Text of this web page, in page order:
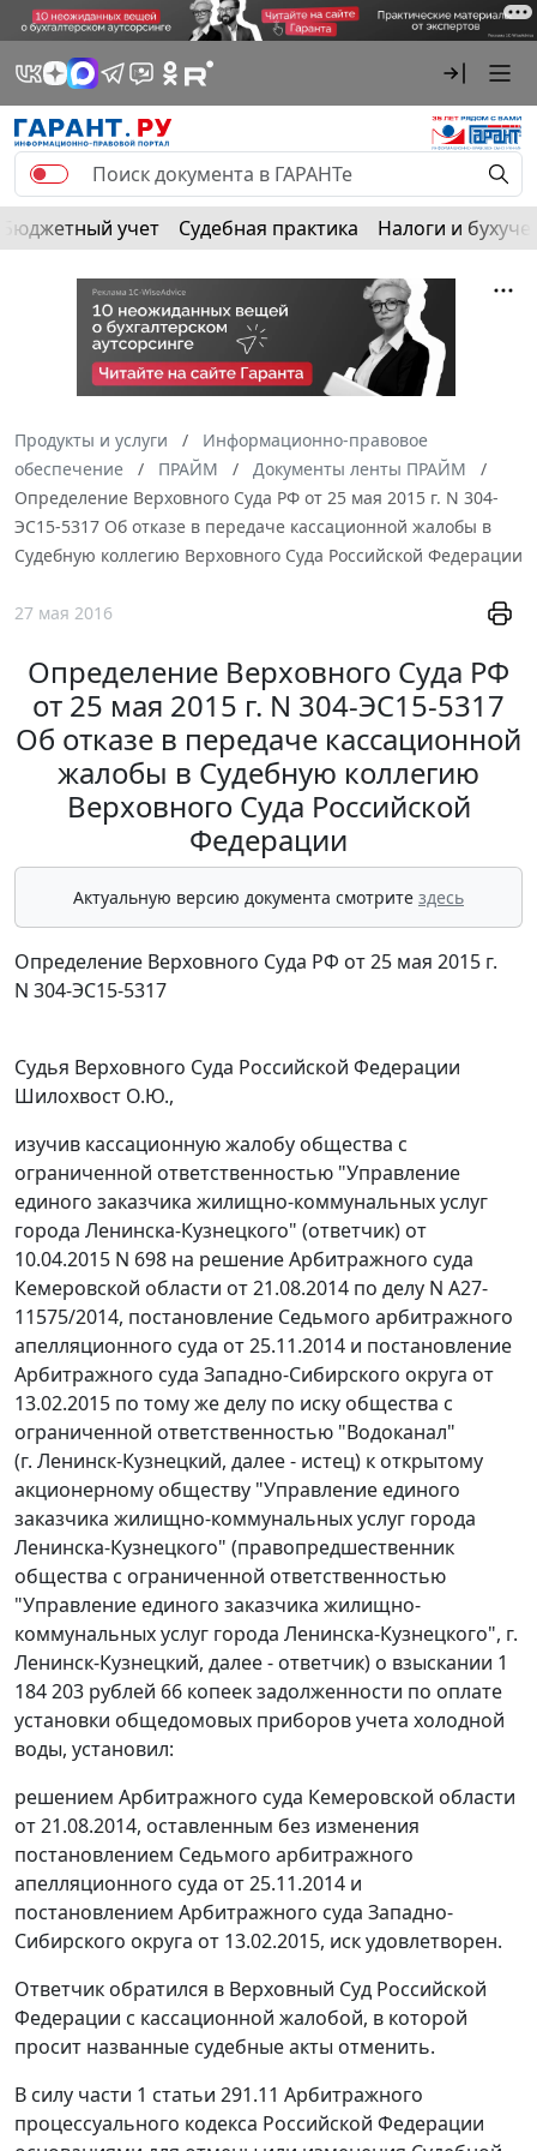
Бюджетный учет Судебная практика Налоги и
Продукты и услуги
Информационно-правовое
обеспечение
ПРАЙМ
Документы ленты ПРАЙМ
Определение Верховного Суда РФ от 25 мая 2015 г. N 304-
ЭС15-5317 Об отказе в передаче кассационной жалобы в
Судебную коллегию Верховного Суда Российской Федерации
27 мая 2016
Определение Верховного Суда РФ
от 25 мая 2015 г. N 304-ЭС15-5317
Об отказе в передаче кассационной
жалобы в Судебную коллегию
Верховного Суда Российской
Федерации
Актуальную версию документа смотрите здесь
Определение Верховного Суда РФ от 25 мая 2015 г.
N 304-ЭС15-5317
Судья Верховного Суда Российской Федерации
Шилохвост О.Ю.,
изучив кассационную жалобу общества с
ограниченной ответственностью "Управление
единого заказчика жилищно-коммунальных услуг
города Ленинска-Кузнецкого" (ответчик) от
10.04.2015 N 698 на решениеАрбитражного суда
Кемеровской области от 21.08.2014 по делу N А27-
11575/2014, постановление Седьмого арбитражного
апелляционного суда от 25.11.2014 и постановление
Арбитражного суда Западно-Сибирского округа от
13.02.2015 по тому же делу по иску общества с
ограниченной ответственностью "Водоканал"
(г. Ленинск-Кузнецкий, далее - истец) к открытому
акционерному обществу "Управление единого
заказчика жилищно-коммунальных услуг города
Ленинска-Кузнецкого" (правопредшественник
общества с ограниченной ответственностью
"Управление единого заказчика жилищно-
коммунальных услуг города Ленинска-Кузнецкого", г.
Ленинск-Кузнецкий, далее - ответчик) о взыскании 1
184 203 рублей 66 копеек задолженности по оплате
установки общедомовых приборов учета холодной
воды, установил:
решением Арбитражного суда Кемеровской области
от 21.08.2014, оставленным без изменения
постановлением Седьмого арбитражного
апелляционного суда от 25.11.2014 и
постановлением Арбитражного суда Западно-
Сибирского округа от 13.02.2015, иск удовлетворен.
Ответчик обратился в Верховный Суд Российской
Федерации с кассационной жалобой, в которой
просит названные судебные акты отменить.
В силу части 1 статьи 291.11 Арбитражного
процессуального кодекса Российской Федерации